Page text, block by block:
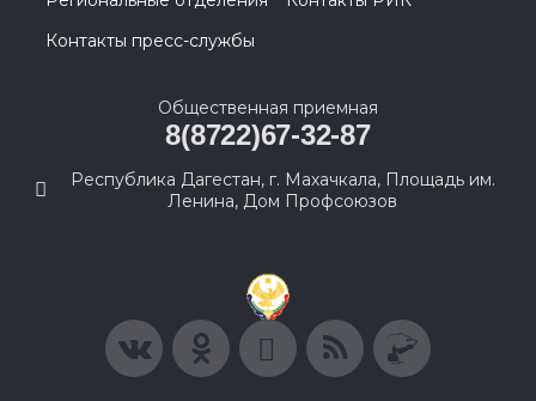
Контакты пресс-службы
Общественная приемная
8(8722)67-32-87
Республика Дагестан, г. Махачкала, Площадь им.
Ленина, Дом Профсоюзов